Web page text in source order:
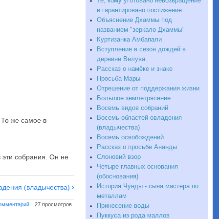
То же самое в
эти собрания. Он не
(владычества)›
27 просмотров
и гарантировано постижение
Объяснение Дхаммы под
названием "зеркало Дхаммы"
Куртизанка Амбапали
Вступление в сезон дождей в
деревне Велува
Рассказ о намёке и знаке
Просьба Мары
Отрешение от поддержания жизни
Большое землетрясение
Восемь видов собраний
Восемь областей овладения
(владычества)
Восемь освобождений
Рассказ о просьбе Ананды
Слоновий взор
Четыре главных основания
(обоснования)
История Чунды - сына мастера по
металлам
Принесение воды
Пуккуса из рода маллов